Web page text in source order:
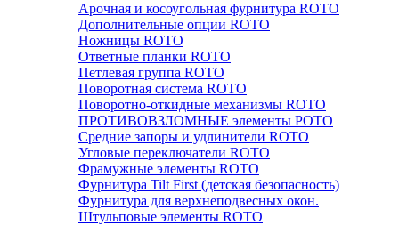
Арочная и косоугольная фурнитура ROTO
Дополнительные опции ROTO
Ножницы ROTO
Ответные планки ROTO
Петлевая группа ROTO
Поворотная система ROTO
Поворотно-откидные механизмы ROTO
ПРОТИВОВЗЛОМНЫЕ элементы РОТО
Средние запоры и удлинители ROTO
Угловые переключатели ROTO
Фрамужные элементы ROTO
Фурнитура Tilt First (детская безопасность)
Фурнитура для верхнеподвесных окон.
Штульповые элементы ROTO